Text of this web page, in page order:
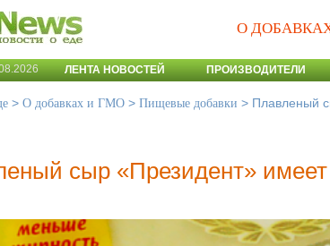
О
ЛЕНТА НОВОСТЕЙ ПРОИЗВОДИТЕЛИ
> О добавках и ГМО > Пищевые добавки > Плавленый
сыр «Президент»